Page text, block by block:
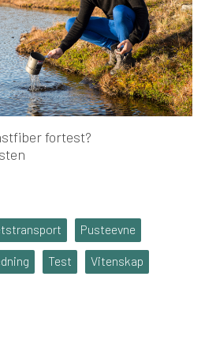
fortest?
Pusteevne
Test Vitenskap